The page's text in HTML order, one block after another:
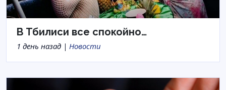
В Тбилиси все спокойно…
1 день назад | Новости